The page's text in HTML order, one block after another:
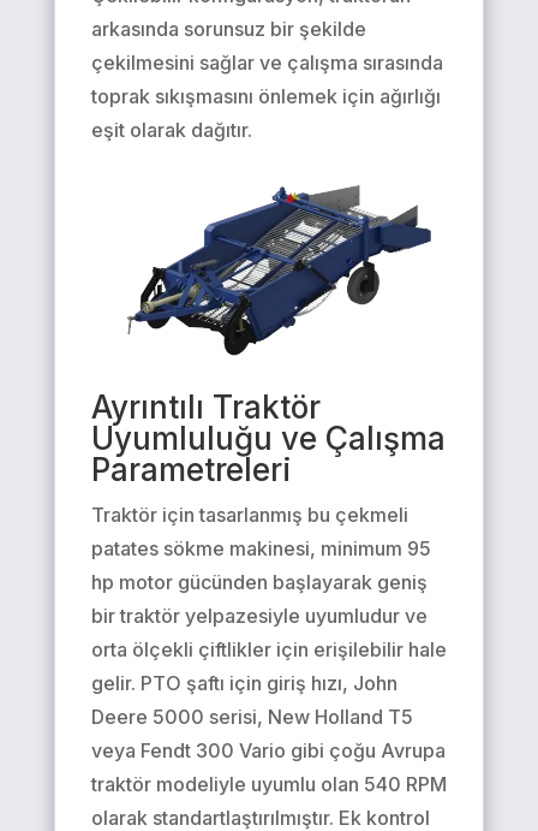
arkasında sorunsuz bir şekilde
çekilmesini sağlar ve çalışma sırasında
toprak sıkışmasını önlemek için ağırlığı
eşit olarak dağıtır.
Ayrıntılı Traktör
Uyumluluğu ve Çalışma
Parametreleri
Traktör için tasarlanmış bu çekmeli
patates sökme makinesi, minimum 95
hp motor gücünden başlayarak geniş
bir traktör yelpazesiyle uyumludur ve
orta ölçekli çiftlikler için erişilebilir hale
gelir. PTO şaftı için giriş hızı, John
Deere 5000 serisi, New Holland T5
veya Fendt 300 Vario gibi çoğu Avrupa
traktör modeliyle uyumlu olan 540 RPM
olarak standartlaştırılmıştır. Ek kontrol